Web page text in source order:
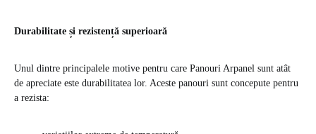
Durabilitate și rezistență superioară
Unul dintre principalele motive pentru care Panouri Arpanel sunt atât
de apreciate este durabilitatea lor. Aceste panouri sunt concepute pentru
a rezista: